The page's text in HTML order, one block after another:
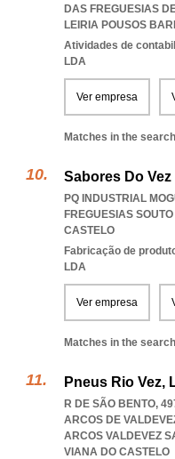
DAS FREGUESIAS
LEIRIA POUSOS
Atividades de
LDA
Ver empresa
Matches in the
Sabores Do
PQ INDUSTRIAL
FREGUESIAS
CASTELO
Fabricação de
LDA
Ver empresa
Matches in the
Pneus Rio Vez,
R DE SÃO BENTO,
ARCOS DE
ARCOS VALDEVEZ
VIANA DO CASTELO